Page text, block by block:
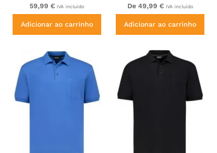
59,99 € IVA incluído
Adicionar ao carrinho
Olive Green
De 49,99 € IVA incluído
Adicionar ao carrinho